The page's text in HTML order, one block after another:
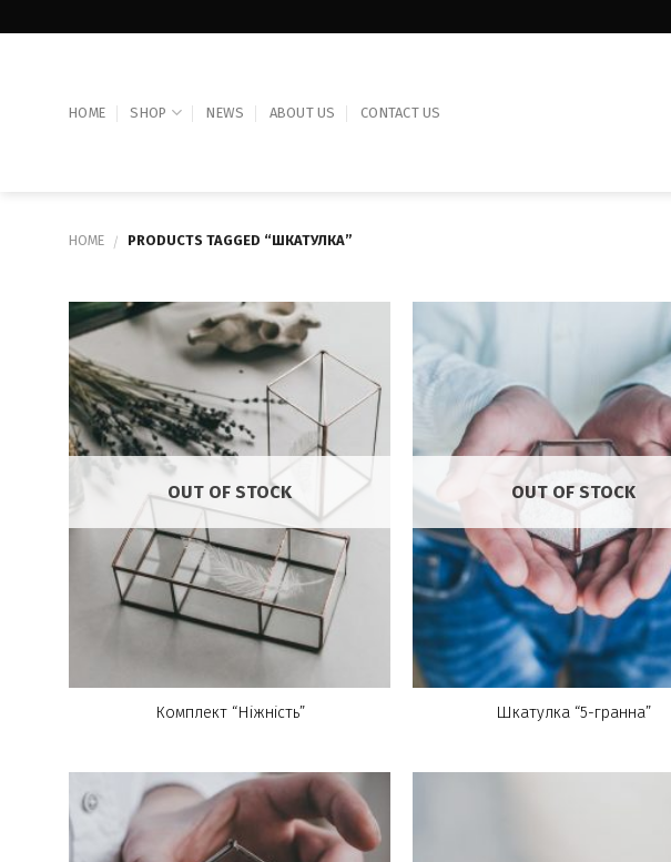
to
HOME SHOP NEWS ABOUT US CONTACT US
HOME / PRODUCTS TAGGED “ШКАТУЛКА”
OUT OF STOCK
Комплект “Ніжність”
OUT OF STOCK
Шкатулка “5-гранна”